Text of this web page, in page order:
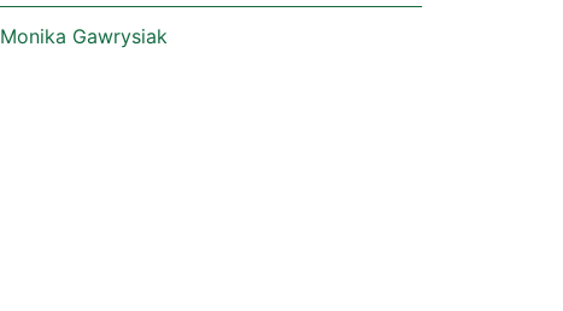
Monika Gawrysiak